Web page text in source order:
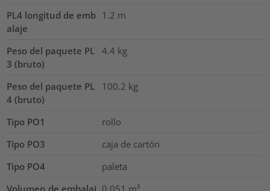
PL4 longitud de emb
alaje
1.2 m
Peso del paquete PL
3 (bruto)
4.4 kg
Peso del paquete PL
4 (bruto)
100.2 kg
Tipo PO1
rollo
Tipo PO3
caja de cartón
Tipo PO4
paleta